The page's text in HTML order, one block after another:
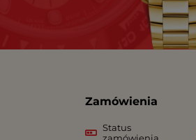
Zamówienia
Status